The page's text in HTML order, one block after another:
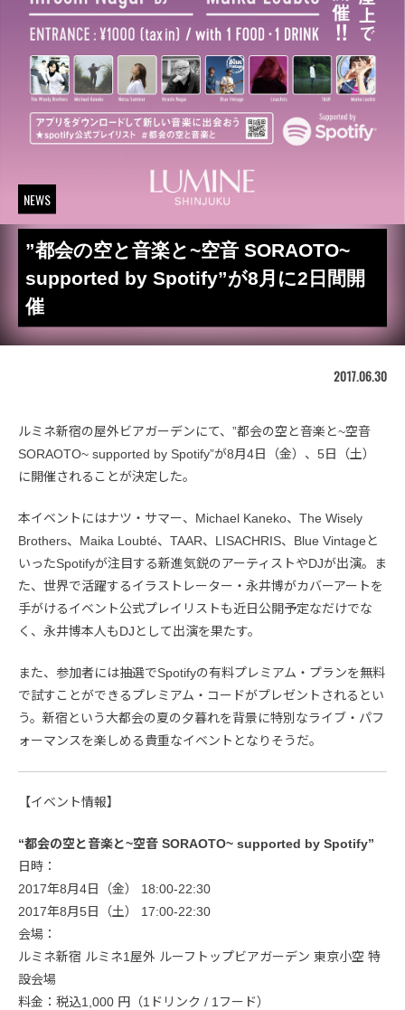
NEWS
”都会の空と音楽と~空音 SORAOTO~
supported by Spotify”が8月に2日間開
催
2017.06.30
ルミネ新宿の屋外ビアガーデンにて、”都会の空と音楽と~空音
SORAOTO~ supported by Spotify”が8月4日（金）、5日（土）
に開催されることが決定した。
本イベントにはナツ・サマー、Michael Kaneko、The Wisely
Brothers、Maika Loubté、TAAR、LISACHRIS、Blue Vintageと
いったSpotifyが注目する新進気鋭のアーティストやDJが出演。ま
た、世界で活躍するイラストレーター・永井博がカバーアートを
手がけるイベント公式プレイリストも近日公開予定なだけでな
く、永井博本人もDJとして出演を果たす。
また、参加者には抽選でSpotifyの有料プレミアム・プランを無料
で試すことができるプレミアム・コードがプレゼントされるとい
う。新宿という大都会の夏の夕暮れを背景に特別なライブ・パフ
ォーマンスを楽しめる貴重なイベントとなりそうだ。
【イベント情報】
“都会の空と音楽と~空音 SORAOTO~ supported by Spotify”
日時：
2017年8月4日（金） 18:00-22:30
2017年8月5日（土） 17:00-22:30
会場：
ルミネ新宿 ルミネ1屋外 ルーフトップビアガーデン 東京小空 特
設会場
料金：税込1,000 円（1ドリンク / 1フード）